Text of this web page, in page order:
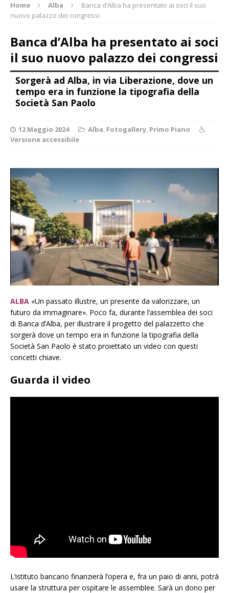
Home Alba
Banca d’Alba ha presentato ai soci il suo
nuovo palazzo dei congressi
Banca d’Alba ha presentato ai soci
il suo nuovo palazzo dei congressi
Sorgerà ad Alba, in via Liberazione, dove un
tempo era in funzione la tipografia della
Società San Paolo
12 Maggio 2024 Alba, Fotogallery, Primo Piano
Versione accessibile
ALBA «Un passato illustre, un presente da valorizzare, un
futuro da immaginare». Poco fa, durante l’assemblea dei soci
di Banca d’Alba, per illustrare il progetto del palazzetto che
sorgerà dove un tempo era in funzione la tipografia della
Società San Paolo è stato proiettato un video con questi
concetti chiave.
Guarda il video
L’istituto bancario finanzierà l’opera e, fra un paio di anni, potrà
usare la struttura per ospitare le assemblee. Sarà un dono per